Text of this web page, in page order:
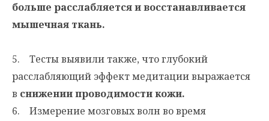
больше расслабляется и восстанавливается
мышечная ткань.
5. Тесты выявили также, что глубокий
расслабляющий эффект медитации выражается
в снижении проводимости кожи.
6. Измерение мозговых волн во время